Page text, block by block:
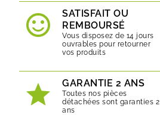
SATISFAIT OU
REMBOURSÉ
Vous disposez de 14 jours
ouvrables pour retourner
vos produits
GARANTIE 2 ANS
Toutes nos pièces
détachées sont garanties 2
ans